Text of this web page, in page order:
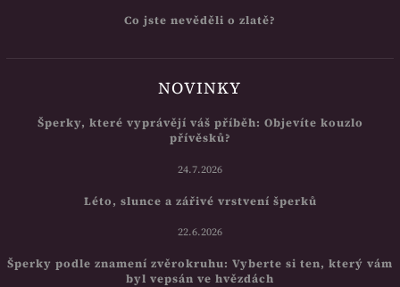
Co jste nevěděli o zlatě?
NOVINKY
Šperky, které vyprávějí váš příběh: Objevíte kouzlo
přívěsků?
24.7.2026
Léto, slunce a zářivé vrstvení šperků
22.6.2026
Šperky podle znamení zvěrokruhu: Vyberte si ten, který vám
byl vepsán ve hvězdách